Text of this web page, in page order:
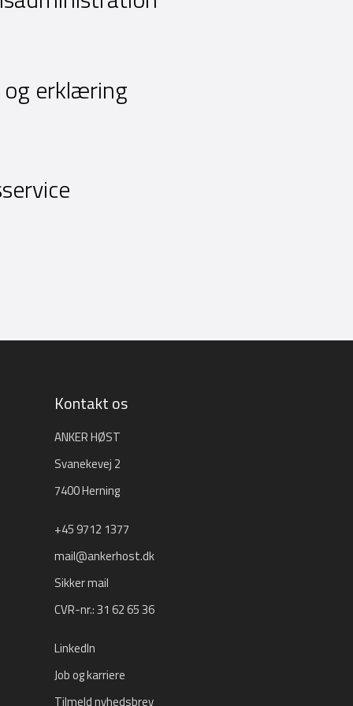
og erklæring
Kontakt os
ANKER HØST
Svanekevej 2
7400 Herning
+45 9712 1377
mail@ankerhost.dk
Sikker mail
CVR-nr.: 31 62 65 36
LinkedIn
Job og karriere
Tilmeld nyhedsbrev